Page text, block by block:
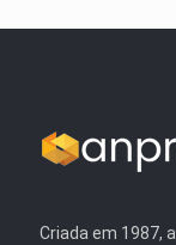
Criada em 1987,